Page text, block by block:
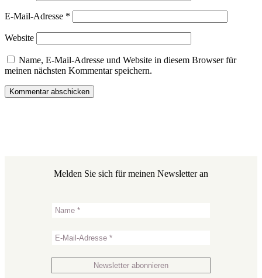
E-Mail-Adresse *
Website
Name, E-Mail-Adresse und Website in diesem Browser für
meinen nächsten Kommentar speichern.
Melden Sie sich für meinen Newsletter an